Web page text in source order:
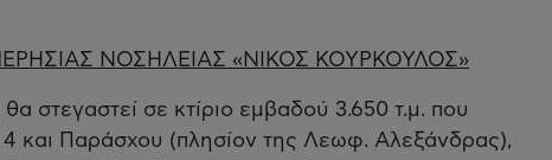
ΝΟΣΗΛΕΙΑΣ «ΝΙΚΟΣ ΚΟΥΡΚΟΥΛΟΣ»
στεγαστεί σε κτίριο εμβαδού 3.650 τ.μ. που
4 και Παράσχου (πλησίον της Λεωφ. Αλεξάνδρας),